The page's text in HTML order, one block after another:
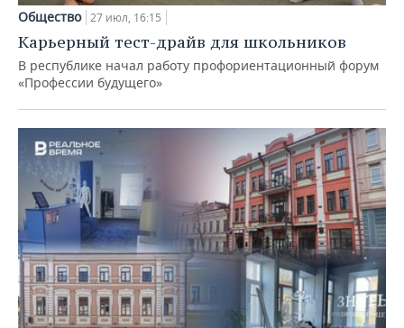
Общество 27 июл, 16:15
Карьерный тест-драйв для школьников
В республике начал работу профориентационный форум
«Профессии будущего»